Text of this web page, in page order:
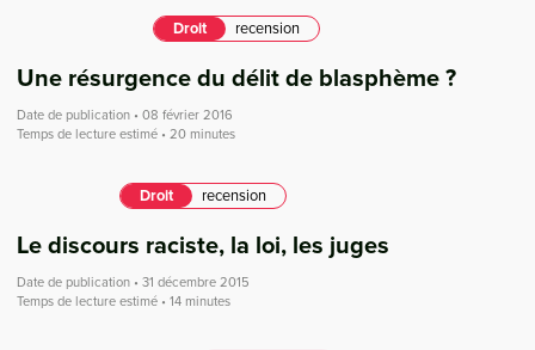
Droit recension
Une résurgence du délit de blasphème ?
Date de publication • 08 février 2016
Temps de lecture estimé • 20 minutes
Droit recension
Le discours raciste, la loi, les juges
Date de publication • 31 décembre 2015
Temps de lecture estimé • 14 minutes